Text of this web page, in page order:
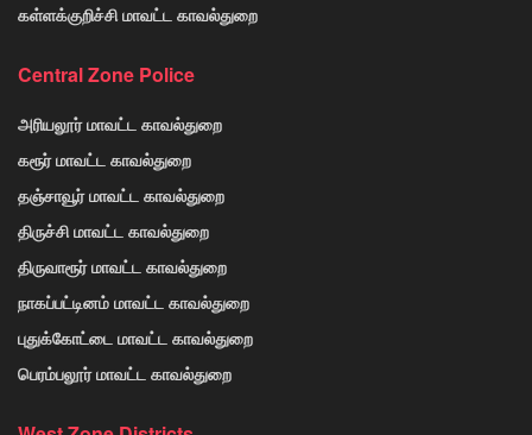
கள்ளக்குறிச்சி மாவட்ட காவல்துறை
Central Zone Police
அரியலூர் மாவட்ட காவல்துறை
கரூர் மாவட்ட காவல்துறை
தஞ்சாவூர் மாவட்ட காவல்துறை
திருச்சி மாவட்ட காவல்துறை
திருவாரூர் மாவட்ட காவல்துறை
நாகப்பட்டினம் மாவட்ட காவல்துறை
புதுக்கோட்டை மாவட்ட காவல்துறை
பெரம்பலூர் மாவட்ட காவல்துறை